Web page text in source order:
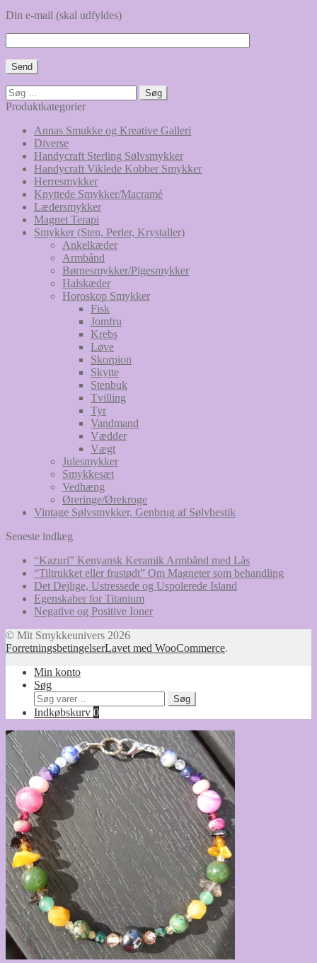
Din e-mail (skal udfyldes)
Søg
efter:
Produktkategorier
Annas Smukke og Kreative Galleri
Diverse
Handycraft Sterling Sølvsmykker
Handycraft Viklede Kobber Smykker
Herresmykker
Knyttede Smykker/Macramé
Lædersmykker
Magnet Terapi
Smykker (Sten, Perler, Krystaller)
Ankelkæder
Armbånd
Børnesmykker/Pigesmykker
Halskæder
Horoskop Smykker
Fisk
Jomfru
Krebs
Løve
Skorpion
Skytte
Stenbuk
Tvilling
Tyr
Vandmand
Vædder
Vægt
Julesmykker
Smykkesæt
Vedhæng
Øreringe/Ørekroge
Vintage Sølvsmykker, Genbrug af Sølvbestik
Seneste indlæg
“Kazuri” Kenyansk Keramik Armbånd med Lås
“Tiltrukket eller frastødt” Om Magneter som behandling
Det Dejlige, Ustressede og Uspolerede Island
Egenskaber for Titanium
Negative og Positive Ioner
© Mit Smykkeunivers 2026
ForretningsbetingelserLavet med WooCommerce.
Min konto
Søg
Søg
efter:
Søg
Indkøbskurv 0